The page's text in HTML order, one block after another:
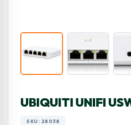
UBIQUITI UNIFI
SKU: 28038